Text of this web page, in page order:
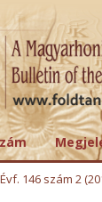
Évf. 146 szám 2